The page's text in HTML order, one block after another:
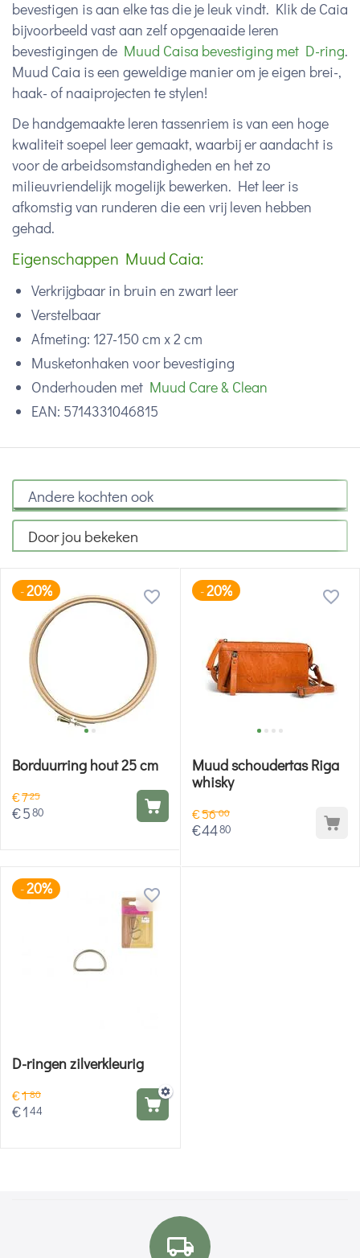
bevestigen is aan elke tas die je leuk vindt. Klik de Caia
bijvoorbeeld vast aan zelf opgenaaide leren
bevestigingen de Muud Caisa bevestiging met D-ring.
Muud Caia is een geweldige manier om je eigen brei-,
haak- of naaiprojecten te stylen!
De handgemaakte leren tassenriem is van een hoge
kwaliteit soepel leer gemaakt, waarbij er aandacht is
voor de arbeidsomstandigheden en het zo
milieuvriendelijk mogelijk bewerken. Het leer is
afkomstig van runderen die een vrij leven hebben
gehad.
Eigenschappen Muud Caia:
Verkrijgbaar in bruin en zwart leer
Verstelbaar
Afmeting: 127-150 cm x 2 cm
Musketonhaken voor bevestiging
Onderhouden met Muud Care & Clean
EAN: 5714331046815
Andere kochten ook
Door jou bekeken
-20%
Borduurring hout 25 cm
€725
€580
-20%
Muud schoudertas Riga
whisky
€5600
€4480
-20%
D-ringen zilverkleurig
€180
€144